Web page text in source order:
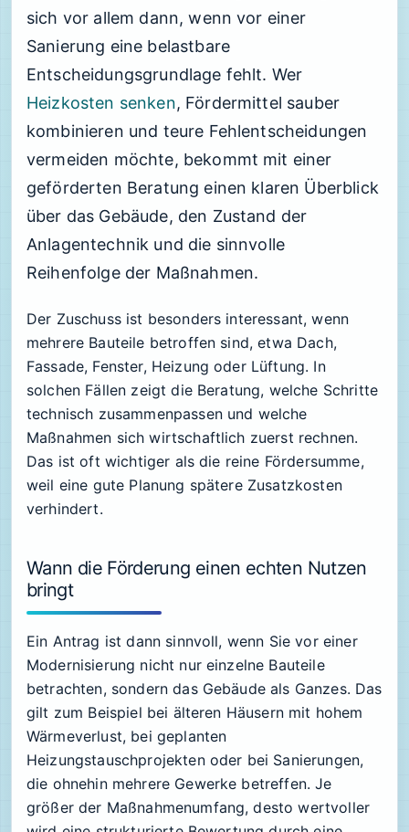
sich vor allem dann, wenn vor einer
Sanierung eine belastbare
Entscheidungsgrundlage fehlt. Wer
Heizkosten senken, Fördermittel sauber
kombinieren und teure Fehlentscheidungen
vermeiden möchte, bekommt mit einer
geförderten Beratung einen klaren Überblick
über das Gebäude, den Zustand der
Anlagentechnik und die sinnvolle
Reihenfolge der Maßnahmen.
Der Zuschuss ist besonders interessant, wenn
mehrere Bauteile betroffen sind, etwa Dach,
Fassade, Fenster, Heizung oder Lüftung. In
solchen Fällen zeigt die Beratung, welche Schritte
technisch zusammenpassen und welche
Maßnahmen sich wirtschaftlich zuerst rechnen.
Das ist oft wichtiger als die reine Fördersumme,
weil eine gute Planung spätere Zusatzkosten
verhindert.
Wann die Förderung einen echten Nutzen
bringt
Ein Antrag ist dann sinnvoll, wenn Sie vor einer
Modernisierung nicht nur einzelne Bauteile
betrachten, sondern das Gebäude als Ganzes. Das
gilt zum Beispiel bei älteren Häusern mit hohem
Wärmeverlust, bei geplanten
Heizungstauschprojekten oder bei Sanierungen,
die ohnehin mehrere Gewerke betreffen. Je
größer der Maßnahmenumfang, desto wertvoller